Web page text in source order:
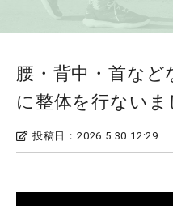
腰・背中・首な
に整体を行ないま
投稿日：2026.5.30 12:29